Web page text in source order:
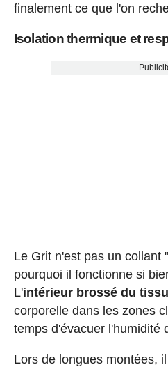
finalement ce que l'on
Isolation thermique et
Le Grit n'est pas un collant
pourquoi il fonctionne si
L'intérieur brossé du tissu
corporelle dans les zones
temps d'évacuer l'humidité
Lors de longues montées,